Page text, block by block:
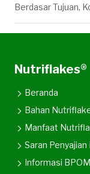
Berdasar Tujuan,
Nutriflakes®
Beranda
Bahan
Manfaat
Saran
Informasi BPOM